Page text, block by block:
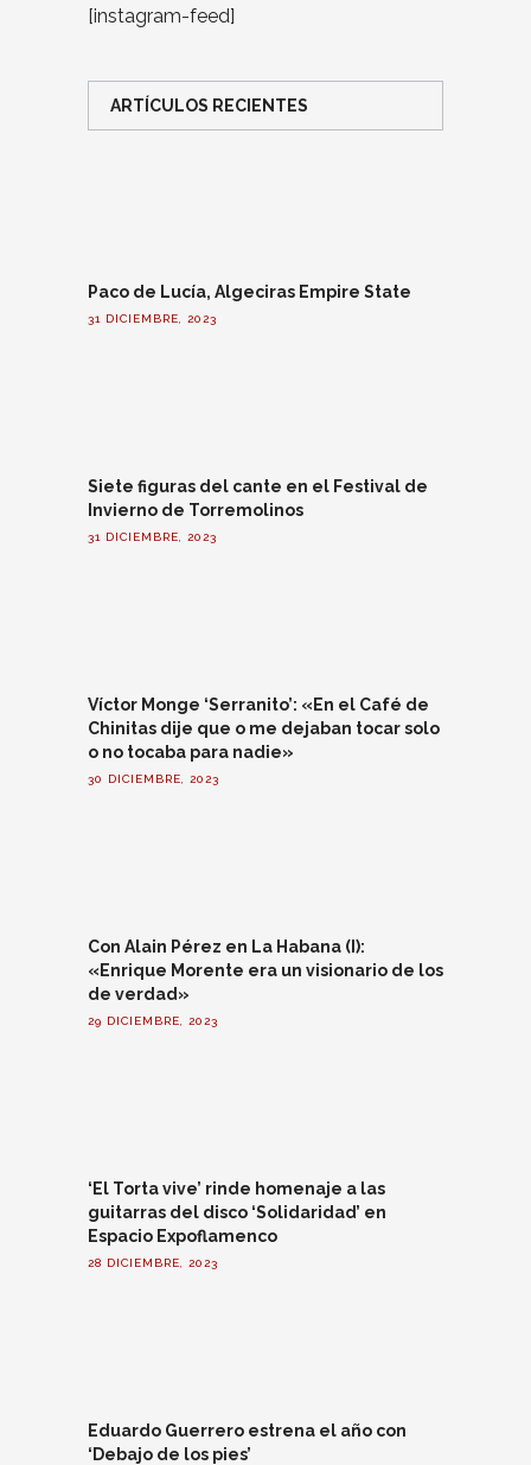
[instagram-feed]
ARTÍCULOS RECIENTES
Paco de Lucía, Algeciras Empire State
31 DICIEMBRE, 2023
Siete figuras del cante en el Festival de
Invierno de Torremolinos
31 DICIEMBRE, 2023
Víctor Monge ‘Serranito’: «En el Café de
Chinitas dije que o me dejaban tocar solo
o no tocaba para nadie»
30 DICIEMBRE, 2023
Con Alain Pérez en La Habana (I):
«Enrique Morente era un visionario de los
de verdad»
29 DICIEMBRE, 2023
‘El Torta vive’ rinde homenaje a las
guitarras del disco ‘Solidaridad’ en
Espacio Expoflamenco
28 DICIEMBRE, 2023
Eduardo Guerrero estrena el año con
‘Debajo de los pies’